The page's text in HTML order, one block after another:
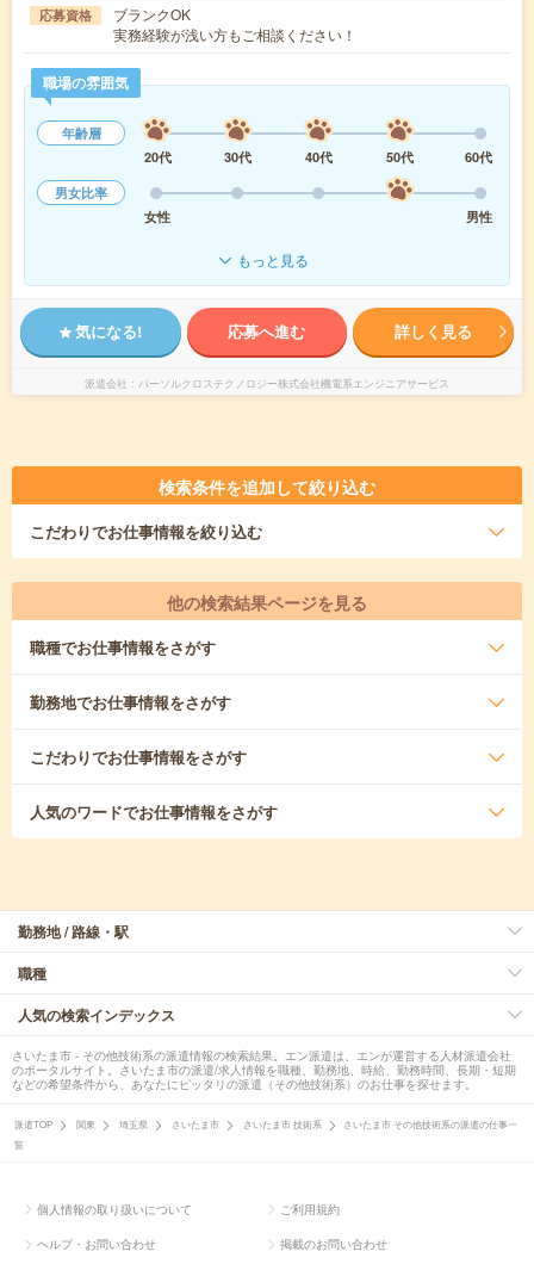
応募資格
ブランクOK
実務経験が浅い方もご相談ください！
職場の雰囲気
年齢層
20代
30代 40代 50代
60代
男女比率
女性
男性
もっと見る
気になる! 応募へ進む 詳しく見る
派遣会社 パーソルクロステクノロジー株式会社機電系エンジニアサービス
検索条件を追加して絞り込む
こだわりでお仕事情報を絞り込む
他の検索結果ページを見る
職種でお仕事情報をさがす
勤務地でお仕事情報をさがす
こだわりでお仕事情報をさがす
人気のワードでお仕事情報をさがす
勤務地 / 路線・駅
職種
人気の検索インデックス
さいたま市 - その他技術系の派遣情報の検索結果。エン派遣は、エンが運営する人材派遣会社
のポータルサイト。さいたま市の派遣/求人情報を職種、勤務地、時給、勤務時間、長期・短期
などの希望条件から、あなたにピッタリの派遣（その他技術系）のお仕事を探せます。
派遣TOP 関東 埼玉県 さいたま市 さいたま市 技術系
さいたま市 その他技術系の派遣の仕事一
覧
個人情報の取り扱いについて ご利用規約
ヘルプ・お問い合わせ 掲載のお問い合わせ